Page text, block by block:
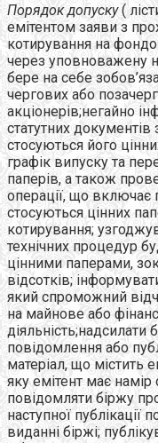
Порядок допуску(
емітентом заяви з
котирування на
через уповноважену
бере на себе
чергових або
акціонерів;негайно
статутних
стосуються його
графік випуску та
паперів, а також
операції, що включає
стосуються цінних
котирування;
технічних процедур
цінними паперами,
відсотків;
який спроможний
на майнове або
діяльність;надсилати
повідомлення або
матеріал, що містить
яку емітент має
повідомляти біржу
наступної
виданні біржі;